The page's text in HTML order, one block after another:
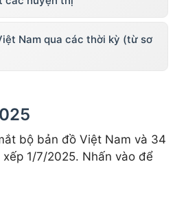
Nam qua các thời kỳ (từ sơ
bộ bản đồ Việt Nam và 34
1/7/2025. Nhấn vào để